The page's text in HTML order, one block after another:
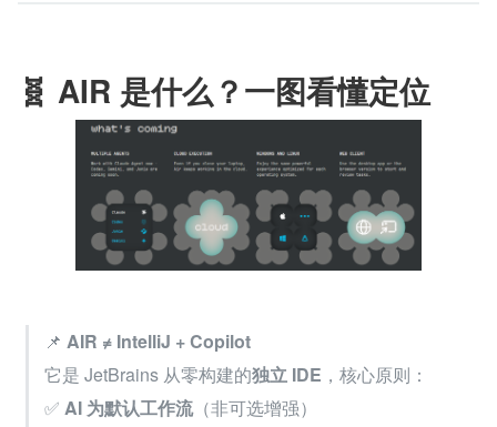
🧬 AIR 是什么？一图看懂定位
📌 AIR ≠ IntelliJ + Copilot
它是 JetBrains 从零构建的独立 IDE ，核心原则：
✅ AI 为默认工作流（非可选增强）